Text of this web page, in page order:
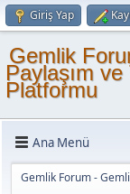
Giriş Yap
Gemlik
Paylaşım ve
Platformu
Ana Menü
Gemlik Forum -